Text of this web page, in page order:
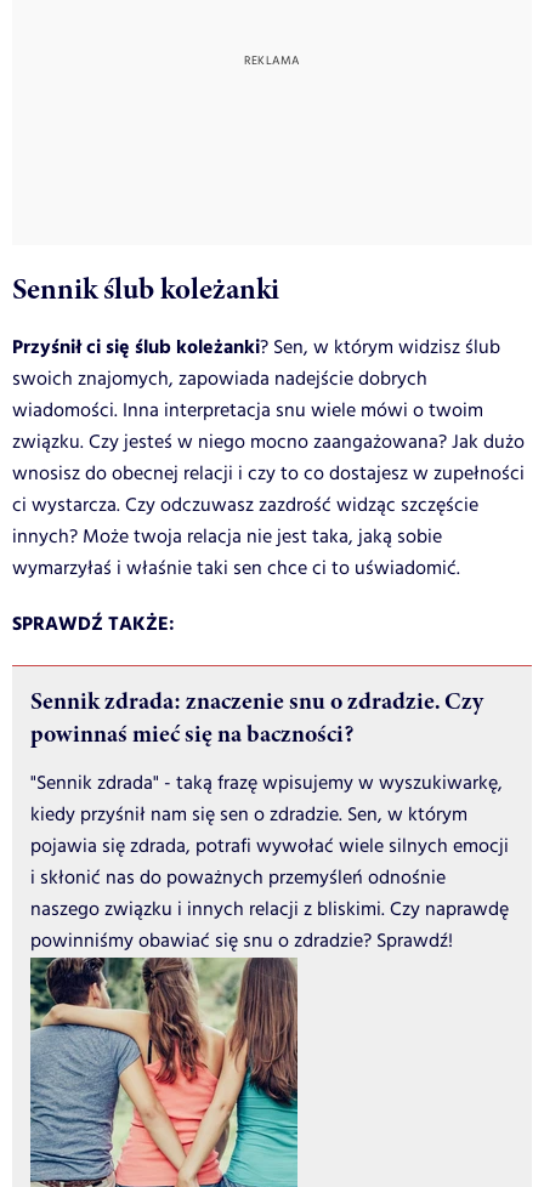
Sennik ślub koleżanki
Przyśnił ci się ślub koleżanki? Sen, w którym widzisz ślub
swoich znajomych, zapowiada nadejście dobrych
wiadomości. Inna interpretacja snu wiele mówi o twoim
związku. Czy jesteś w niego mocno zaangażowana? Jak dużo
wnosisz do obecnej relacji i czy to co dostajesz w zupełności
ci wystarcza. Czy odczuwasz zazdrość widząc szczęście
innych? Może twoja relacja nie jest taka, jaką sobie
wymarzyłaś i właśnie taki sen chce ci to uświadomić.
SPRAWDŹ TAKŻE:
Sennik zdrada: znaczenie snu o zdradzie. Czy
powinnaś mieć się na baczności?
"Sennik zdrada" - taką frazę wpisujemy w wyszukiwarkę,
kiedy przyśnił nam się sen o zdradzie. Sen, w którym
pojawia się zdrada, potrafi wywołać wiele silnych emocji
i skłonić nas do poważnych przemyśleń odnośnie
naszego związku i innych relacji z bliskimi. Czy naprawdę
powinniśmy obawiać się snu o zdradzie? Sprawdź!